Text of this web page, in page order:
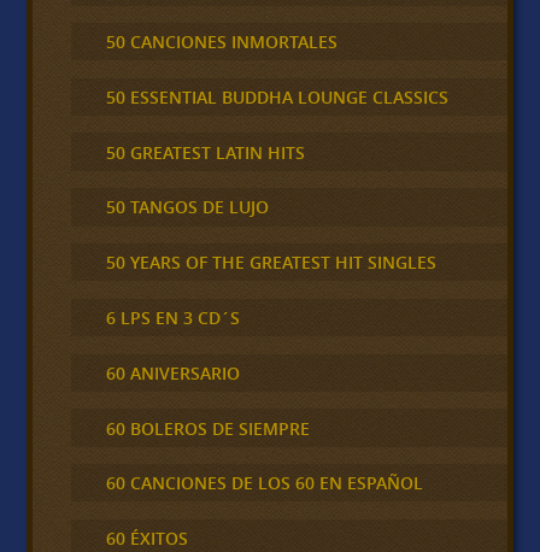
50 CANCIONES INMORTALES
50 ESSENTIAL BUDDHA LOUNGE CLASSICS
50 GREATEST LATIN HITS
50 TANGOS DE LUJO
50 YEARS OF THE GREATEST HIT SINGLES
6 LPS EN 3 CD´S
60 ANIVERSARIO
60 BOLEROS DE SIEMPRE
60 CANCIONES DE LOS 60 EN ESPAÑOL
60 ÉXITOS